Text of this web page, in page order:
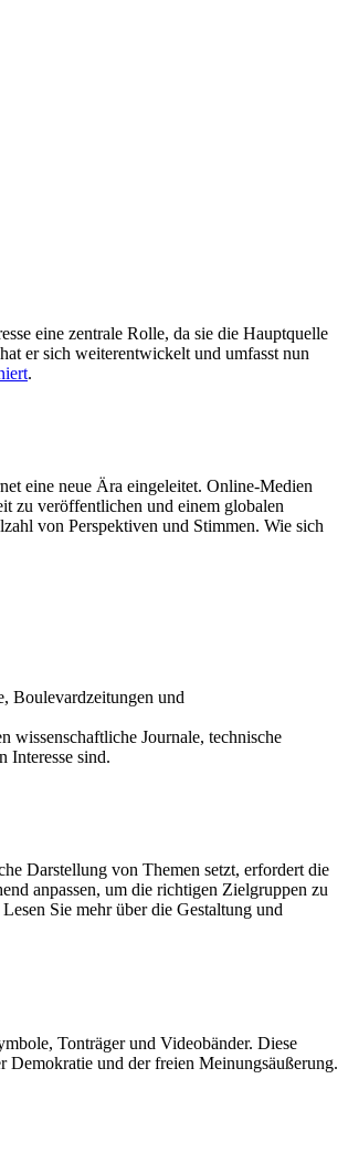
eine zentrale Rolle, da sie die Hauptquelle
er sich weiterentwickelt und umfasst nun
.
eine neue Ära eingeleitet. Online-Medien
zu veröffentlichen und einem globalen
von Perspektiven und Stimmen. Wie sich
Boulevardzeitungen und
wissenschaftliche Journale, technische
Interesse sind.
Darstellung von Themen setzt, erfordert die
anpassen, um die richtigen Zielgruppen zu
Sie mehr über die Gestaltung und
Tonträger und Videobänder. Diese
Demokratie und der freien Meinungsäußerung.